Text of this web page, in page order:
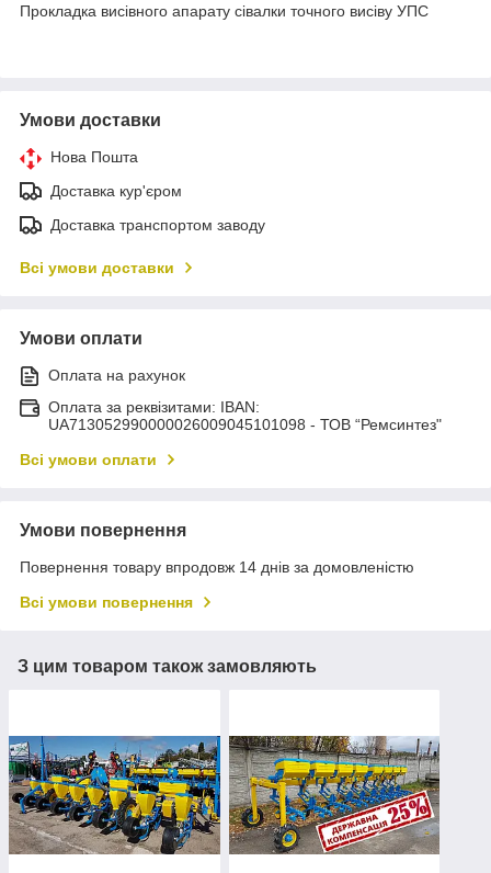
Прокладка висівного апарату сівалки точного висіву УПС
Умови доставки
Нова Пошта
Доставка кур'єром
Доставка транспортом заводу
Всі умови доставки
Умови оплати
Оплата на рахунок
Оплата за реквізитами: IBAN:
UA713052990000026009045101098 - ТОВ “Ремсинтез"
Всі умови оплати
Умови повернення
Повернення товару впродовж 14 днів за домовленістю
Всі умови повернення
З цим товаром також замовляють